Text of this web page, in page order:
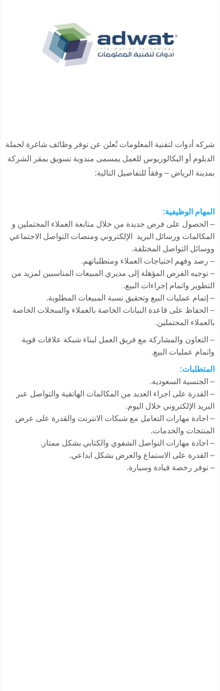
شركه أدوات لتقنية المعلومات تُعلن عن توفر وظائف شاغرة لحملة
الدبلوم أو البكالوريوس للعمل بمسمى مندوبة تسويق بمقر الشركة
بمدينة الرياض – وفقاً للتفاصيل التالية:
المهام الوظيفية:
– الحصول على فرص جديدة من خلال متابعة العملاء المحتملين و
المكالمات ورسائل البريد الإلكتروني ومنصات التواصل الاجتماعي
ووسائل التواصل المختلفة.
– رصد وفهم احتياجات العملاء ومتطلباتهم.
– توجيه الفرص المؤهلة إلى مديري المبيعات المناسبين لمزيد من
التطوير واتمام إجراءات البيع.
– إتمام عمليات البيع وتحقيق نسبة المبيعات المطلوبة.
– الحفاظ على قاعدة البيانات الخاصة بالعملاء والسجلات الخاصة
بالعملاء المحتملين.
– التعاون والمشاركة مع فريق العمل لبناء شبكة علاقات قوية
واتمام عمليات البيع.
المتطلبات:
– الجنسية السعودية.
– القدرة على اجراء العديد من المكالمات الهاتفية والتواصل عبر
البريد الإلكتروني خلال اليوم.
– اجادة مهارات التعامل مع شبكات الانترنت والقدرة على عرض
المنتجات والخدمات.
– اجادة مهارات التواصل الشفوي والكتابي بشكل ممتاز.
– القدرة على الاستماع والعرض بشكل ابداعي.
– توفر رخصة قيادة وسيارة.